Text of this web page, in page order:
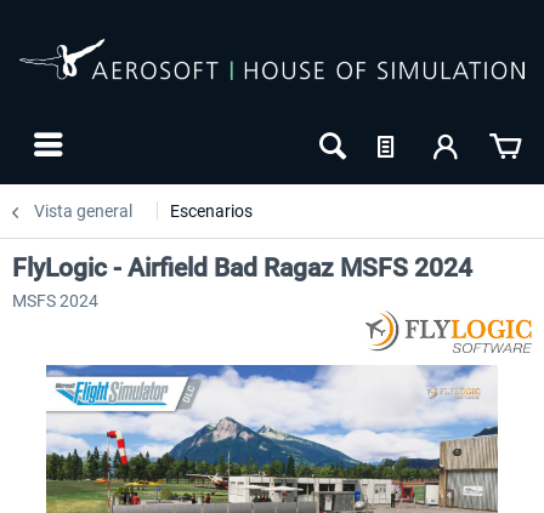
Vista general Escenarios
NUEVO
FlyLogic - Airfield Bad Ragaz MSFS 2024
MSFS 2024